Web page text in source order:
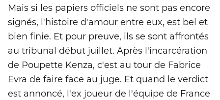
Mais si les papiers officiels ne sont pas encore
signés, l'histoire d'amour entre eux, est bel et
bien finie. Et pour preuve, ils se sont affrontés
au tribunal début juillet. Après l'incarcération
de Poupette Kenza, c'est au tour de Fabrice
Evra de faire face au juge. Et quand le verdict
est annoncé, l'ex joueur de l'équipe de France